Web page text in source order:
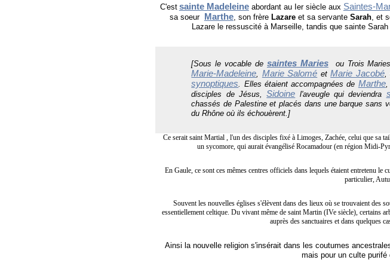
C'est sainte Madeleineabordant au Ier siècle aux Saintes-
sa soeur Marthe, son frère Lazareet sa servante Sarah, et
Lazare le ressuscité à Marseille, tandis que sainte
[Sous le vocable de saintes Maries ou Trois
Marie-Madeleine Marie Salomé etMarie Jacobé,
synoptiques . Elles étaient accompagnées de Marthe,
disciples de Jésus,Sidoine l'aveugle qui deviendra
chassés de Palestine et placés dans une barque sans
du Rhône où ils échouèrent.]
Ce serait saint Martial , l'un des disciples fixé à Limoges, Zachée, celui que sa
un sycomore, qui aurait évangélisé Rocamadour (en région Midi-
En Gaule, ce sont ces mêmes centres officiels dans lequels étaient entretenu
particulier,
Souvent les nouvelles églises s'élèvent dans des lieux où se trouvaient des
essentiellement celtique. Du vivant même de saint Martin (IVe siècle), certains
auprès des sanctuaires et dans quelques
Ainsi la nouvelle religion s'insérait dans les coutumes
mais pour un culte purifé